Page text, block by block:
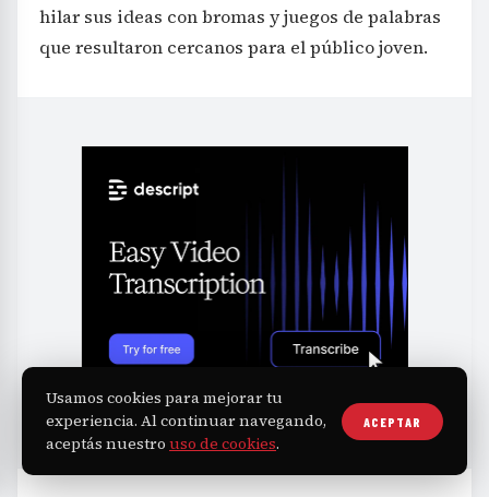
hilar sus ideas con bromas y juegos de palabras
que resultaron cercanos para el público joven.
Usamos cookies para mejorar tu
experiencia. Al continuar navegando,
aceptás nuestro uso de cookies.
ACEPTAR